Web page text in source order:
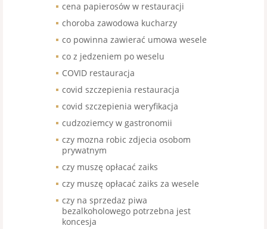
cena papierosów w restauracji
choroba zawodowa kucharzy
co powinna zawierać umowa wesele
co z jedzeniem po weselu
COVID restauracja
covid szczepienia restauracja
covid szczepienia weryfikacja
cudzoziemcy w gastronomii
czy mozna robic zdjecia osobom
prywatnym
czy muszę opłacać zaiks
czy muszę opłacać zaiks za wesele
czy na sprzedaz piwa
bezalkoholowego potrzebna jest
koncesja